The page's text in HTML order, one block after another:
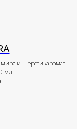
и шерсти /аромат
мл